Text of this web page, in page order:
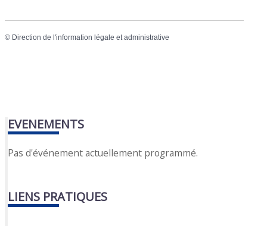
© Direction de l'information légale et administrative
EVENEMENTS
Pas d'événement actuellement programmé.
LIENS PRATIQUES